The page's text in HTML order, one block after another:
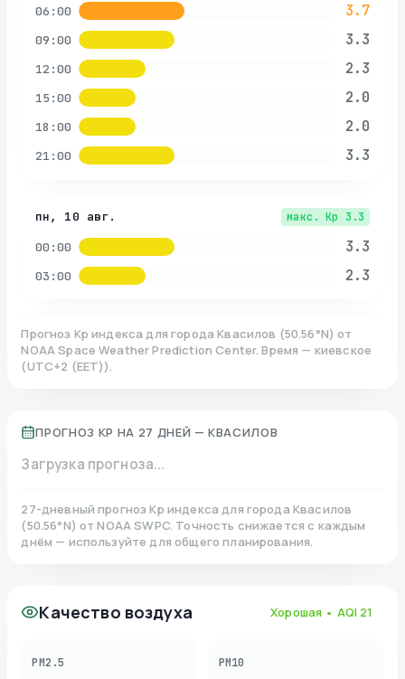
06:00 3.7
09:00 3.3
12:00 2.3
15:00 2.0
18:00 2.0
21:00 3.3
пн, 10 авг. макс. Kp 3.3
00:00 3.3
03:00 2.3
Прогноз Kp индекса для города Квасилов (50.56°N)от
NOAA Space Weather Prediction Center. Время — киевское
(UTC+2 (EET)).
ПРОГНОЗ KP НА 27 ДНЕЙ — КВАСИЛОВ
Загрузка прогноза...
27-дневный прогноз Kp индекса для города Квасилов
(50.56°N)от NOAA SWPC. Точность снижается с каждым
днём — используйте для общего планирования.
Качество воздуха Хорошая • AQI 21
PM2.5 PM10